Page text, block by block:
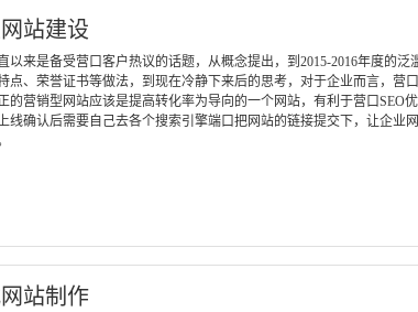
站建设
以来是备受营口客户热议的话题，从概念提出，到2015-2016年度的泛
点、荣誉证书等做法，到现在冷静下来后的思考，对于企业而言，营
的营销型网站应该是提高转化率为导向的一个网站，有利于营口SEO
线确认后需要自己去各个搜索引擎端口把网站的链接提交下，让企业
站制作